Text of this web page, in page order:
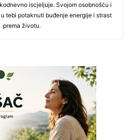
iscjeljuje. Svojom osobnošću i
tebi potaknuti buđenje energije i strast
prema životu.